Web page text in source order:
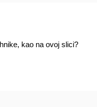
kao na ovoj slici?